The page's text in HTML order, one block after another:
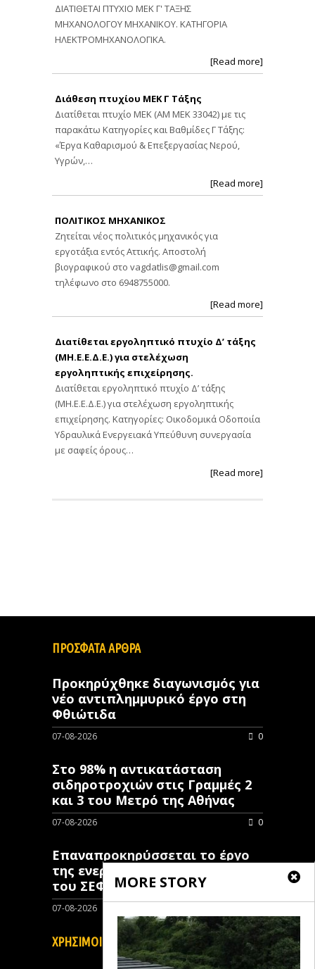
ΔΙΑΤΙΘΕΤΑΙ ΠΤΥΧΙΟ ΜΕΚ Γ' ΤΑΞΗΣ
ΜΗΧΑΝΟΛΟΓΟΥ ΜΗΧΑΝΙΚΟΥ. ΚΑΤΗΓΟΡΙΑ
ΗΛΕΚΤΡΟΜΗΧΑΝΟΛΟΓΙΚΑ.
[Read more]
Διάθεση πτυχίου ΜΕΚ Γ Τάξης
Διατίθεται πτυχίο ΜΕΚ (ΑΜ ΜΕΚ 33042) με τις
παρακάτω Κατηγορίες και Βαθμίδες Γ Τάξης:
«Έργα Καθαρισμού & Επεξεργασίας Νερού,
Υγρών,…
[Read more]
ΠΟΛΙΤΙΚΟΣ ΜΗΧΑΝΙΚΟΣ
Ζητείται νέος πολιτικός μηχανικός για
εργοτάξια εντός Αττικής. Αποστολή
βιογραφικού στο vagdatlis@gmail.com
τηλέφωνο στο 6948755000.
[Read more]
Διατίθεται εργοληπτικό πτυχίο Δ’ τάξης
(ΜΗ.Ε.Ε.Δ.Ε.) για στελέχωση
εργοληπτικής επιχείρησης.
Διατίθεται εργοληπτικό πτυχίο Δ’ τάξης
(ΜΗ.Ε.Ε.Δ.Ε.) για στελέχωση εργοληπτικής
επιχείρησης. Κατηγορίες: Οικοδομικά Οδοποιία
Υδραυλικά Ενεργειακά Υπεύθυνη συνεργασία
με σαφείς όρους…
[Read more]
MORE STORY
ΠΡΟΣΦΑΤΑ ΑΡΘΡΑ
Προκηρύχθηκε διαγωνισμός για
νέo αντιπλημμυρικό έργο στη
Φθιώτιδα
07-08-2026 0
Στο 98% η αντικατάσταση
σιδηροτροχιών στις Γραμμές 2
και 3 του Μετρό της Αθήνας
07-08-2026 0
Επαναπροκηρύσσεται το έργο
της ενεργειακής αναβάθμισης
του ΣΕΦ ύψους 24,8 εκατ. ευρώ
07-08-2026
ΧΡΗΣΙΜΟΙ ΣΥΝΔΕΣΜΟΙ